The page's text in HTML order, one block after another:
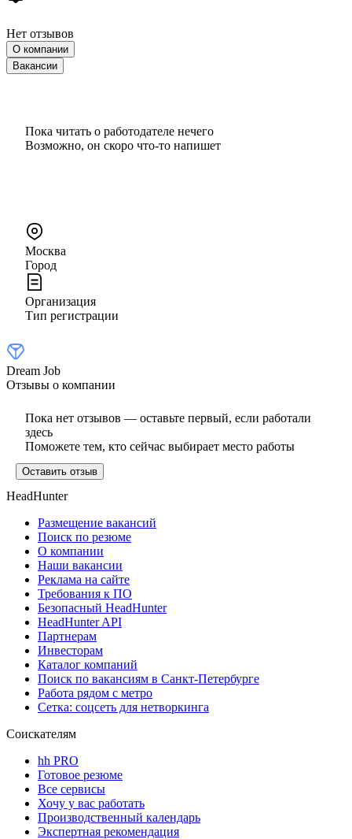
Нет отзывов
О компании
Вакансии
Пока читать о работодателе нечего
Возможно, он скоро что‑то напишет
Москва
Город
Организация
Тип регистрации
Dream Job
Отзывы о компании
Пока нет отзывов — оставьте первый, если работали
здесь
Поможете тем, кто сейчас выбирает место работы
Оставить отзыв
HeadHunter
Размещение вакансий
Поиск по резюме
О компании
Наши вакансии
Реклама на сайте
Требования к ПО
Безопасный HeadHunter
HeadHunter API
Партнерам
Инвесторам
Каталог компаний
Поиск по вакансиям в Санкт-Петербурге
Работа рядом с метро
Сетка: соцсеть для нетворкинга
Соискателям
hh PRO
Готовое резюме
Все сервисы
Хочу у вас работать
Производственный календарь
Экспертная рекомендация